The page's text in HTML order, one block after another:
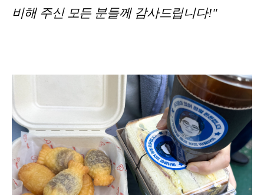
비해 주신 모든 분들께 감사드립니다!"